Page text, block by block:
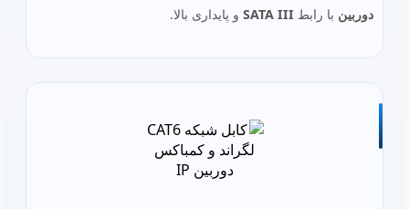
دوربین با رابط SATA III و پایداری بالا.